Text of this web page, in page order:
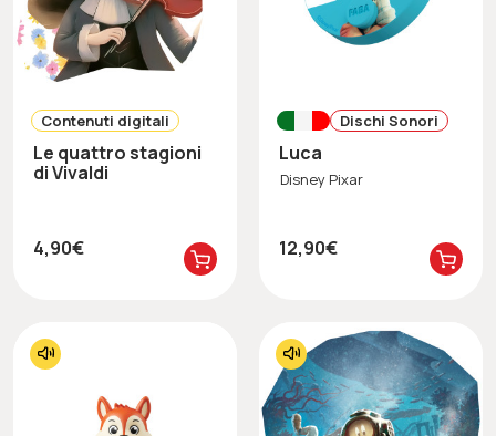
Contenuti digitali
Le quattro stagioni
di Vivaldi
4,90€
Dischi Sonori
Luca
Disney Pixar
12,90€